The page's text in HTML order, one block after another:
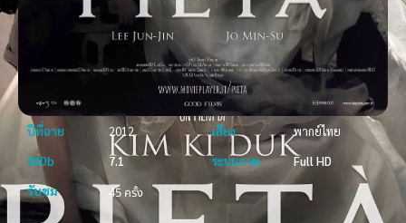
ปีที่ฉาย 2012 เสียง
พากย์ไทย
IMDb
7.1 ระบบภาพ
Full HD
รับชม
45 ครั้ง